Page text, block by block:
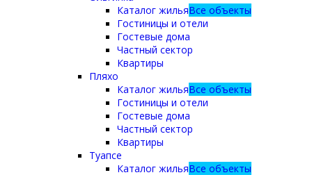
Каталог жильяВсе объекты
Гостиницы и отели
Гостевые дома
Частный сектор
Квартиры
Пляхо
Каталог жильяВсе объекты
Гостиницы и отели
Гостевые дома
Частный сектор
Квартиры
Туапсе
Каталог жильяВсе объекты